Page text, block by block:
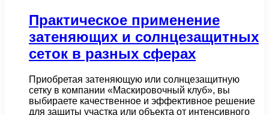
Практическое применение
затеняющих и солнцезащитных
сеток в разных сферах
Приобретая затеняющую или солнцезащитную
сетку в компании «Маскировочный клуб», вы
выбираете качественное и эффективное решение
для защиты участка или объекта от интенсивного